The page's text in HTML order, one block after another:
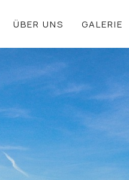
ÜBER UNS GALERIE